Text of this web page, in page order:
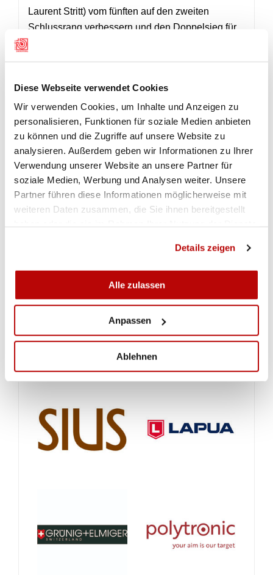
Diese Webseite verwendet Cookies
Wir verwenden Cookies, um Inhalte und Anzeigen zu
personalisieren, Funktionen für soziale Medien anbieten
zu können und die Zugriffe auf unsere Website zu
analysieren. Außerdem geben wir Informationen zu Ihrer
Verwendung unserer Website an unsere Partner für
soziale Medien, Werbung und Analysen weiter. Unsere
Partner führen diese Informationen möglicherweise mit
weiteren Daten zusammen, die Sie ihnen bereitgestellt
Details zeigen
Alle zulassen
Anpassen
Ablehnen
Laurent Stritt) vom fünften auf den zweiten
Schlussrang verbessern und den Doppelsieg für
Marc Carillo, Samuel Grangier, Lucas Jaquet).
Als bester Einzelschütze und beste Juniorin
dieses Gruppenmeisterschafts­finals wurden
Gregory Emmenegger mit 293 Punkten und
Jessica Waeber (276 Punkte) aus­gezeichnet.
(Ueli Blatti)